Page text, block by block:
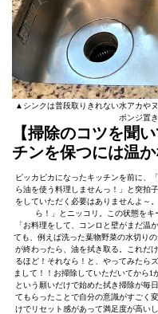
▲シンクは普段取りきれない水アカや
ポンジ置
【掃除のコツを聞
チンを保つには温
ピッカピカになったキッチンを前に、
ら油を使う料理しませんっ！」と突拍
をしていただく必要はありませんよ～
ら！」とニッコリ。この状態をキ
「お料理をして、コンロと壁がまだ温
ても、例えば洗った葉物野菜の水切り
が終わったら、油を拭き取る。これだ
るほど！それなら！と、やってみたら
まして！！お掃除していただいてから1
という願いだけで始めた拭き掃除が毎
てもらったことで自分の意識がすごく
けでリセット感があって満足度が高い